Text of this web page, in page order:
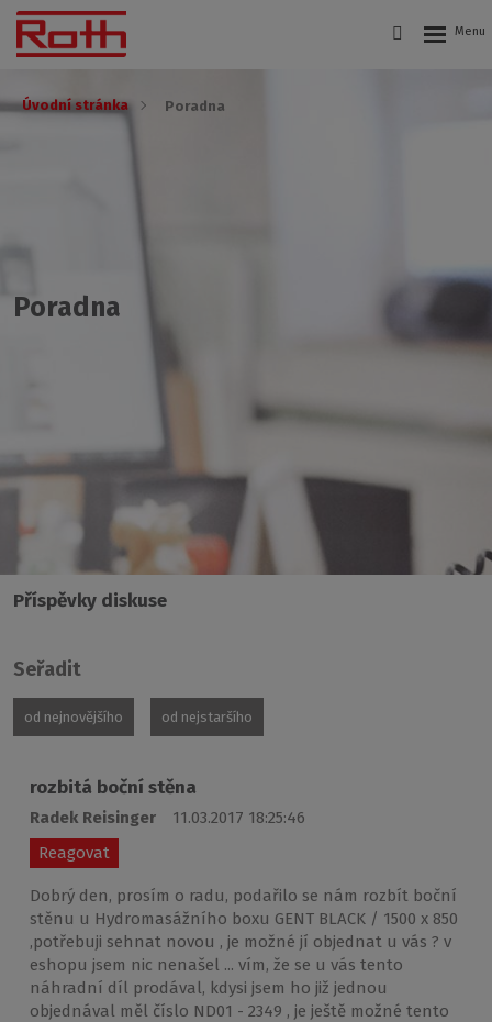
Úvodní stránka Poradna
Poradna
Příspěvky diskuse
Seřadit
od nejnovějšího od nejstaršího
rozbitá boční stěna
Radek Reisinger
11.03.2017 18:25:46
Reagovat
Dobrý den, prosím o radu, podařilo se nám rozbít boční
stěnu u Hydromasážního boxu GENT BLACK / 1500 x 850
,potřebuji sehnat novou , je možné jí objednat u vás ? v
eshopu jsem nic nenašel ... vím, že se u vás tento
náhradní díl prodával, kdysi jsem ho již jednou
objednával měl číslo ND01 - 2349 , je ještě možné tento